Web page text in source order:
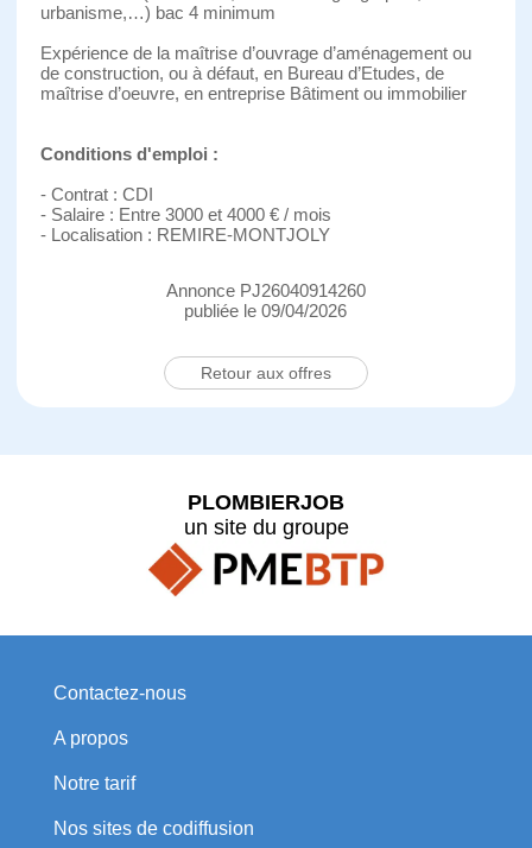
urbanisme,…) bac 4 minimum
Expérience de la maîtrise d’ouvrage d’aménagement ou
de construction, ou à défaut, en Bureau d’Etudes, de
maîtrise d’oeuvre, en entreprise Bâtiment ou immobilier
Conditions d'emploi :
- Contrat : CDI
- Salaire : Entre 3000 et 4000 € / mois
- Localisation : REMIRE-MONTJOLY
Annonce PJ26040914260
publiée le 09/04/2026
Retour aux offres
PLOMBIERJOB
un site du groupe
Contactez-nous
A propos
Notre tarif
Nos sites de codiffusion